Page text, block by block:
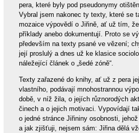
pera, které byly pod pseudonymy
Vybral jsem nakonec ty texty, které se
mozaice výpovědí o Jiřině, ať už tím,
příklady anebo dokumentují. Proto se
především na texty psané ve vězení;
její proslulý a dnes už ke klasice
náležející článek o „šedé zóně“.
Texty zařazené do knihy, ať už z pera
vlastního, podávají mnohostrannou
době, v níž žila, o jejích různorodých
činech a o jejich motivaci. Vypovídají
o jedné stránce Jiřininy osobnosti,
a jak zjišťuji, nejsem sám: Jiřina dělá